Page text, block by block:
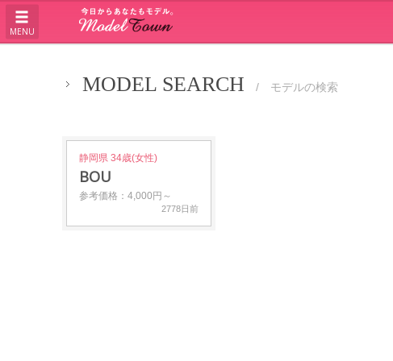
MENU
MODEL SEARCH / モデルの検索
静岡県 34歳(女性)
BOU
参考価格：4,000円～
2778日前